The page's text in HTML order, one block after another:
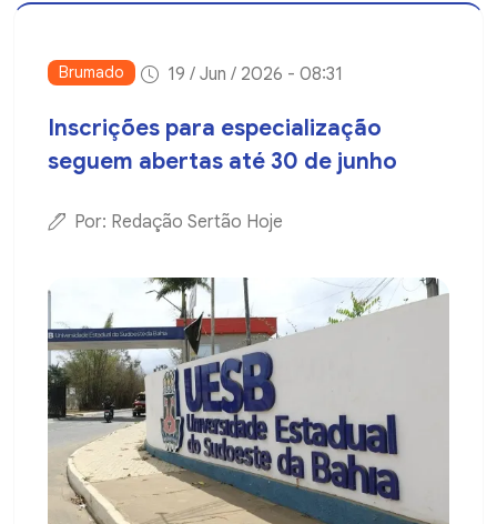
Brumado 19 / Jun / 2026 - 08:31
Inscrições para especialização
seguem abertas até 30 de junho
Por: Redação Sertão Hoje